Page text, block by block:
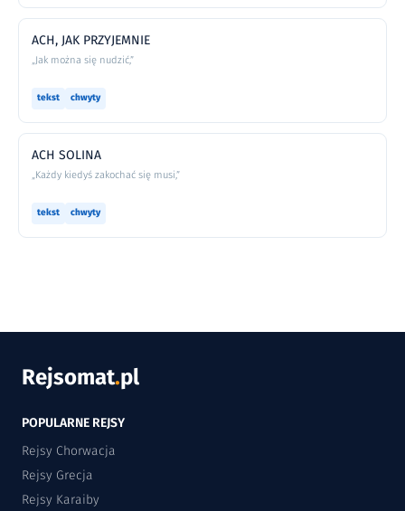
ACH, JAK PRZYJEMNIE
„Jak można się nudzić,”
tekst chwyty
ACH SOLINA
„Każdy kiedyś zakochać się musi,”
tekst chwyty
Rejsomat.pl
POPULARNE REJSY
Rejsy Chorwacja
Rejsy Grecja
Rejsy Karaiby